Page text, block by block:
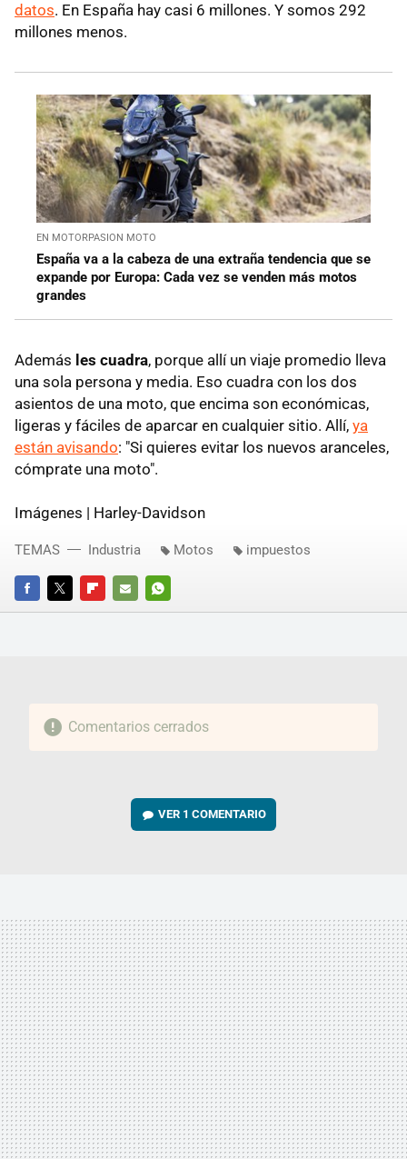
datos. En España hay casi 6 millones. Y somos 292
millones menos.
EN MOTORPASION MOTO
España va a la cabeza de una extraña tendencia que se
expande por Europa: Cada vez se venden más motos
grandes
Además les cuadra, porque allí un viaje promedio lleva
una sola persona y media. Eso cuadra con los dos
asientos de una moto, que encima son económicas,
ligeras y fáciles de aparcar en cualquier sitio. Allí, ya
están avisando: "Si quieres evitar los nuevos aranceles,
cómprate una moto".
Imágenes | Harley-Davidson
FACEBOOKTWITTERFLIPBOARD
E-
WHATSAPP
TEMAS Industria Motos impuestos
Comentarios cerrados
VER 1 COMENTARIO